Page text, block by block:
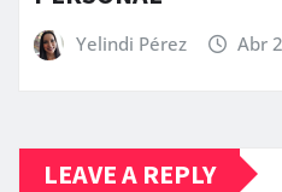
Yelindi Pérez Abr
LEAVE A REPLY